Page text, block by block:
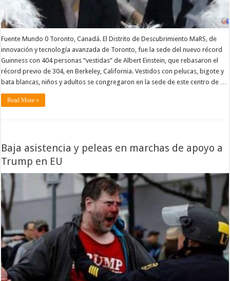
Fuente Mundo 0 Toronto, Canadá. El Distrito de Descubrimiento MaRS, de
innovación y tecnología avanzada de Toronto, fue la sede del nuevo récord
Guinness con 404 personas “vestidas” de Albert Einstein, que rebasaron el
récord previo de 304, en Berkeley, California. Vestidos con pelucas, bigote y
bata blancas, niños y adultos se congregaron en la sede de este centro de …
Read More »
Baja asistencia y peleas en marchas de apoyo a
Trump en EU